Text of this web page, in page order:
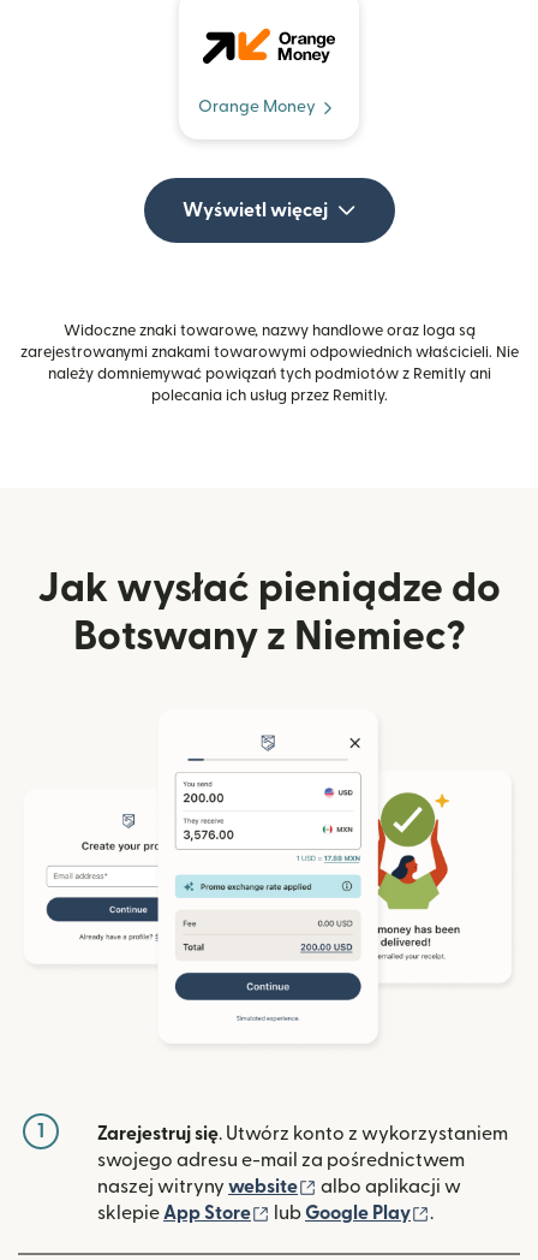
Orange Money
Wyświetl więcej
Widoczne znaki towarowe, nazwy handlowe oraz loga są
zarejestrowanymi znakami towarowymi odpowiednich właścicieli. Nie
należy domniemywać powiązań tych podmiotów z Remitly ani
polecania ich usług przez Remitly.
Jak wysłać pieniądze do
Botswany z Niemiec?
1 Zarejestruj się. Utwórz konto z wykorzystaniem
swojego adresu e-mail za pośrednictwem
naszej witryny website (otwiera się w nowym
albo aplikacji w
sklepie App Store (otwiera się w nowym oknie)
lubGoogle Play .